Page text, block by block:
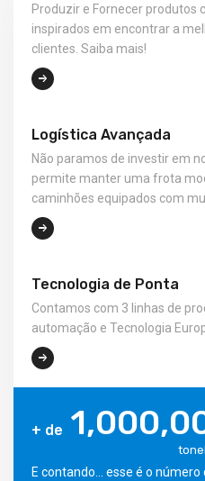
Produzir e Fornecer produtos
inspirados em encontrar a
clientes. Saiba mais!
Logística Avançada
Não paramos de investir em
permite manter uma frota
caminhões equipados com
Tecnologia de Ponta
Contamos com 3 linhas de
automação e Tecnologia
+ de
E contando... esse é o